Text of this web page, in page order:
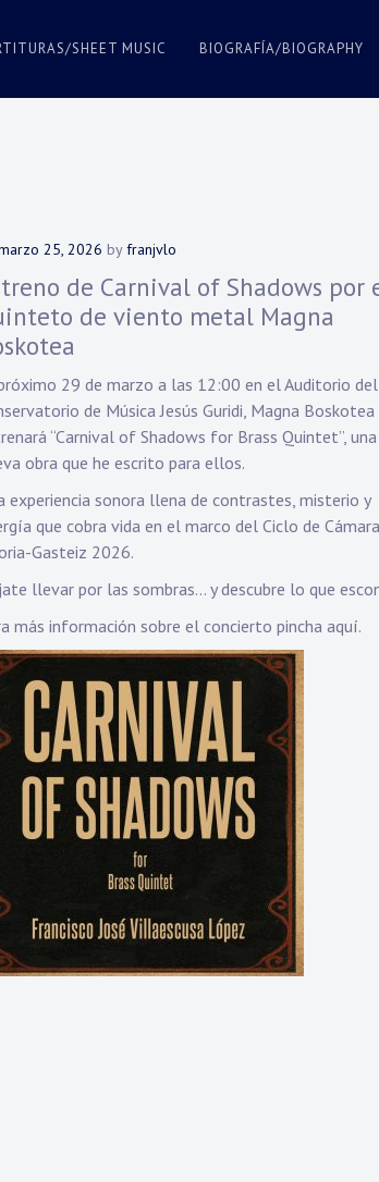
SHEET MUSIC BIOGRAFÍA/BIOGRAPHY
25, 2026 byfranjvlo
de Carnival of Shadows por
de viento metal Magna
29 de marzo a las 12:00 en el Auditorio del
de Música Jesús Guridi, Magna Boskotea
“Carnival of Shadows for Brass Quintet”, una
obra que he escrito para ellos.
experiencia sonora llena de contrastes, misterio y
que cobra vida en el marco del Ciclo de
Gasteiz 2026.
llevar por las sombras… y descubre lo que
más información sobre el concierto pincha aquí.